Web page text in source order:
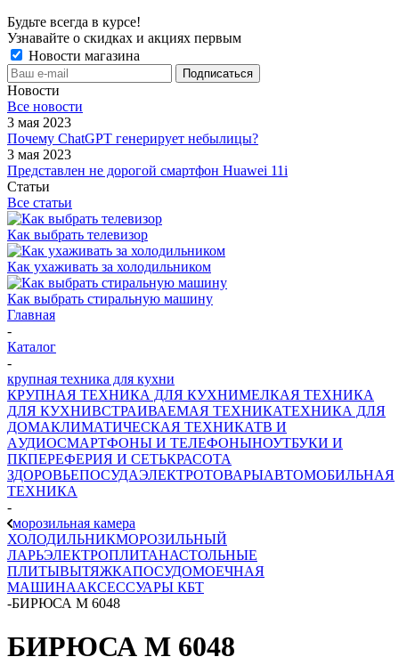
Будьте всегда в курсе!
Узнавайте о скидках и акциях первым
Новости магазина
Новости
Все новости
3 мая 2023
Почему ChatGPT генерирует небылицы?
3 мая 2023
Представлен не дорогой смартфон Huawei 11i
Статьи
Все статьи
Как выбрать телевизор
Как ухаживать за холодильником
Как выбрать стиральную машину
Главная
-
Каталог
-
крупная техника для кухни
КРУПНАЯ ТЕХНИКА ДЛЯ КУХНИМЕЛКАЯ ТЕХНИКА
ДЛЯ КУХНИВСТРАИВАЕМАЯ ТЕХНИКАТЕХНИКА ДЛЯ
ДОМАКЛИМАТИЧЕСКАЯ ТЕХНИКАТВ И
AУДИОСМАРТФОНЫ И ТЕЛЕФОНЫНОУТБУКИ И
ПКПЕРЕФЕРИЯ И СЕТЬКРАСОТА
ЗДОРОВЬЕПОСУДАЭЛЕКТРОТОВАРЫАВТОМОБИЛЬНАЯ
ТЕХНИКА
-
морозильная камера
ХОЛОДИЛЬНИКМОРОЗИЛЬНЫЙ
ЛАРЬЭЛЕКТРОПЛИТАНАСТОЛЬНЫЕ
ПЛИТЫВЫТЯЖКАПОСУДОМОЕЧНАЯ
МАШИНААКСЕССУАРЫ КБТ
-БИРЮСА М 6048
БИРЮСА М 6048